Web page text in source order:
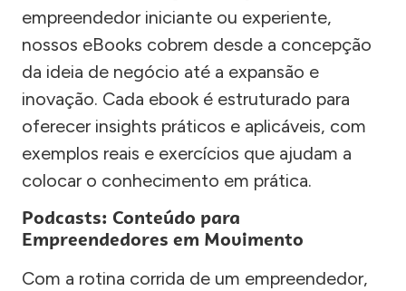
empreendedor iniciante ou experiente,
nossos eBooks cobrem desde a concepção
da ideia de negócio até a expansão e
inovação. Cada ebook é estruturado para
oferecer insights práticos e aplicáveis, com
exemplos reais e exercícios que ajudam a
colocar o conhecimento em prática.
Podcasts: Conteúdo para
Empreendedores em Movimento
Com a rotina corrida de um empreendedor,